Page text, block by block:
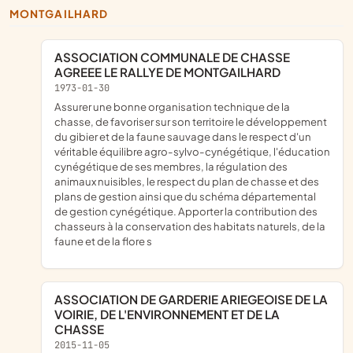
MONTGAILHARD
ASSOCIATION COMMUNALE DE CHASSE
AGREEE LE RALLYE DE MONTGAILHARD
1973-01-30
Assurer une bonne organisation technique de la
chasse, de favoriser sur son territoire le développement
du gibier et de la faune sauvage dans le respect d'un
véritable équilibre agro-sylvo-cynégétique, l'éducation
cynégétique de ses membres, la régulation des
animaux nuisibles, le respect du plan de chasse et des
plans de gestion ainsi que du schéma départemental
de gestion cynégétique. Apporter la contribution des
chasseurs à la conservation des habitats naturels, de la
faune et de la flore s
ASSOCIATION DE GARDERIE ARIEGEOISE DE LA
VOIRIE, DE L'ENVIRONNEMENT ET DE LA
CHASSE
2015-11-05